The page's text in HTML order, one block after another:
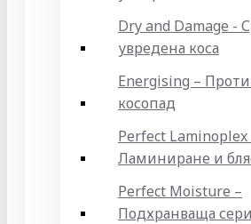
Dry and Damage -
увредена коса
Energising –
косопад
Perfect Laminoplex
Ламиниране и
Perfect Moisture –
Подхранваща